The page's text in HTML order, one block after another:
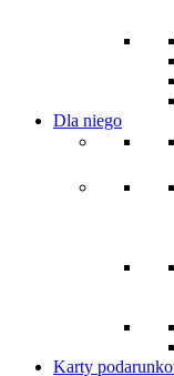
Dla niego
Karty